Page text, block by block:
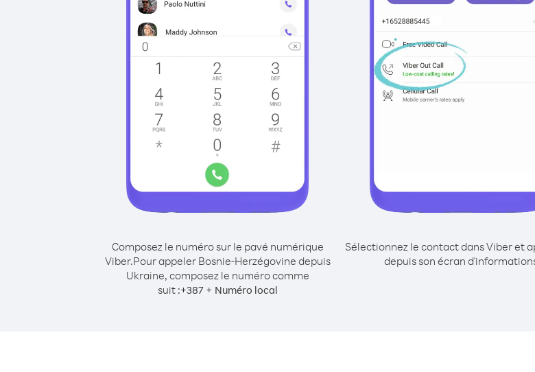
Composez le numéro sur le pavé numérique
Viber.Pour appeler Bosnie-Herzégovine depuis
Ukraine, composez le numéro comme
suit :+387+ Numéro local
Sélectionnez le contact dans Viber et
depuis son écran